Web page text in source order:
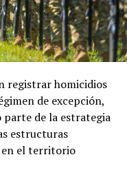
de El Salvador,
salvadoreño
en la que se
que ahora
tendrá el embajador
Rubio, en el
entre ambos
registrar homicidios
de excepción,
parte de la estrategia
estructuras
en el territorio